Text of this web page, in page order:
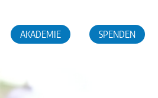
AKADEMIE SPENDEN